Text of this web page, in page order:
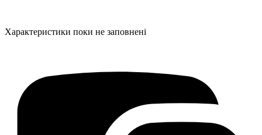
Характеристики поки не заповнені